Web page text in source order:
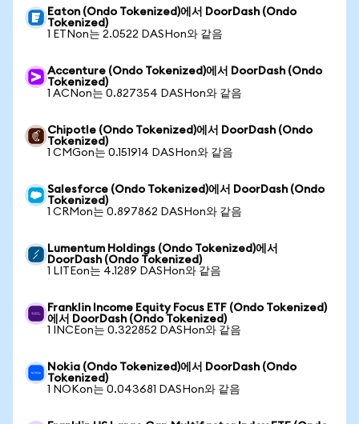
Eaton (Ondo Tokenized)에서 DoorDash (Ondo
Tokenized)
1 ETNon는 2.0522 DASHon와 같음
Accenture (Ondo Tokenized)에서 DoorDash (Ondo
Tokenized)
1 ACNon는 0.827354 DASHon와 같음
Chipotle (Ondo Tokenized)에서 DoorDash (Ondo
Tokenized)
1 CMGon는 0.151914 DASHon와 같음
Salesforce (Ondo Tokenized)에서 DoorDash (Ondo
Tokenized)
1 CRMon는 0.897862 DASHon와 같음
Lumentum Holdings (Ondo Tokenized)에서
DoorDash (Ondo Tokenized)
1 LITEon는 4.1289 DASHon와 같음
Franklin Income Equity Focus ETF (Ondo Tokenized)
에서 DoorDash (Ondo Tokenized)
1 INCEon는 0.322852 DASHon와 같음
Nokia (Ondo Tokenized)에서 DoorDash (Ondo
Tokenized)
1 NOKon는 0.043681 DASHon와 같음